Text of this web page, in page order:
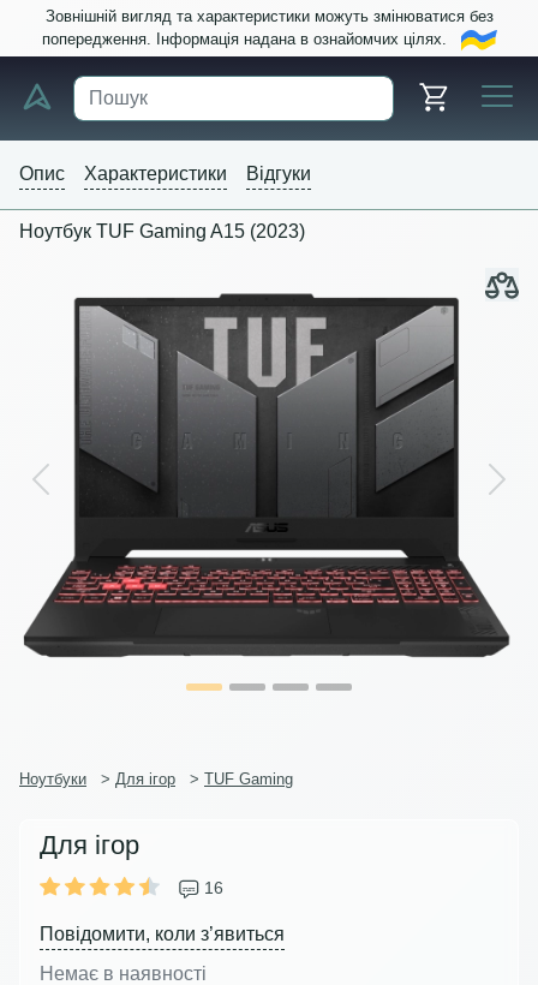
Зовнішній вигляд та характеристики можуть змінюватися без
попередження. Інформація надана в ознайомчих цілях.
Опис Характеристики Відгуки
Ноутбук TUF Gaming A15 (2023)
Previous Next
Ноутбуки > Для ігор > TUF Gaming
Для ігор
16
Повідомити, коли з’явиться
Немає в наявності